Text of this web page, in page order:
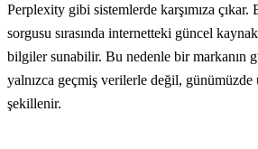
Perplexity gibi sistemlerde karşımıza çıkar.
sorgusu sırasında internetteki güncel
bilgiler sunabilir. Bu nedenle bir markanın
yalnızca geçmiş verilerle değil,
şekillenir.